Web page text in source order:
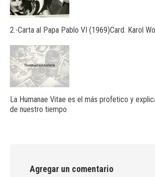
2.-Carta al Papa Pablo VI (1969)Card. Karol
La Humanae Vitae es el más profetico y
de nuestro tiempo
Agregar un comentario